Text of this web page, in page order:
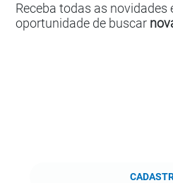
Receba todas as novidades
oportunidade de buscar